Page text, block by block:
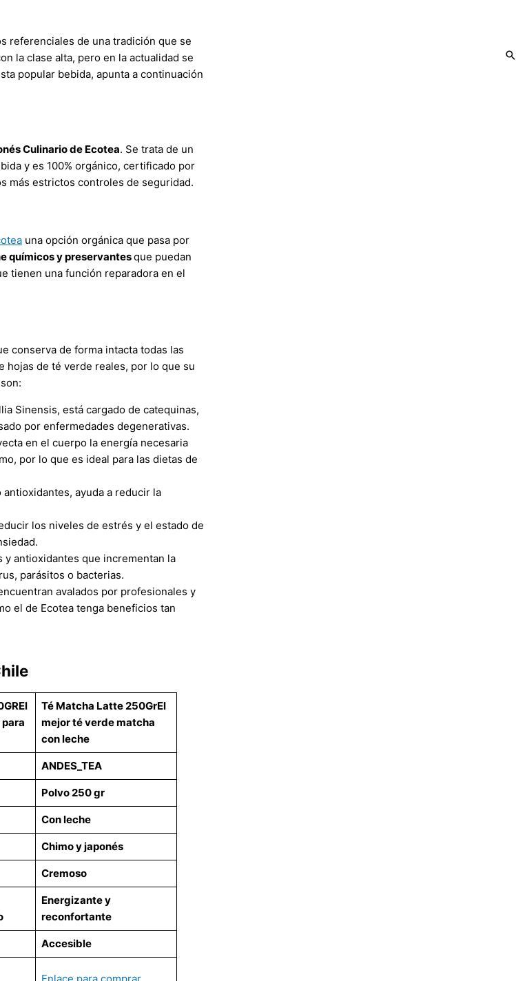
referenciales de una tradición que se
la clase alta, pero en la actualidad se
popular bebida, apunta a continuación
Culinario de Ecotea. Se trata de un
y es 100% orgánico, certificado por
más estrictos controles de seguridad.
una opción orgánica que pasa por
químicos y preservantesque puedan
tienen una función reparadora en el
conserva de forma intacta todas las
hojas de té verde reales, por lo que su
Sinensis, está cargado de catequinas,
por enfermedades degenerativas.
en el cuerpo la energía necesaria
por lo que es ideal para las dietas de
ayuda a reducir la
los niveles de estrés y el estado de
antioxidantes que incrementan la
parásitos o bacterias.
avalados por profesionales y
el de Ecotea tenga beneficios tan
El
Té Matcha Latte 250GrEl
mejor té verde matcha
con leche
ANDES_TEA
Polvo 250 gr
Con leche
Chimo y japonés
Cremoso
Energizante y
reconfortante
Accesible